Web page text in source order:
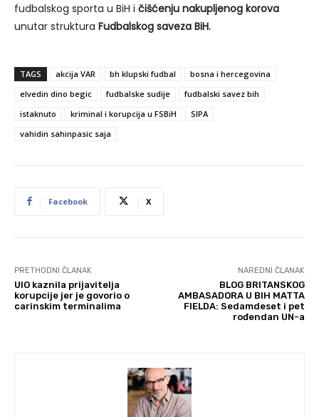
fudbalskog sporta u BiH i čišćenju nakupljenog korova
unutar struktura Fudbalskog saveza BiH.
TAGS akcija VAR bh klupski fudbal
bosna i hercegovina
elvedin dino begic
fudbalske sudije
fudbalski savez bih
istaknuto
kriminal i korupcija u FSBiH
SIPA
vahidin sahinpasic saja
Facebook X
PRETHODNI ČLANAK
UIO kaznila prijavitelja
korupcije jer je govorio o
carinskim terminalima
NAREDNI ČLANAK
BLOG BRITANSKOG
AMBASADORA U BIH MATTA
FIELDA: Sedamdeset i pet
rođendan UN-a